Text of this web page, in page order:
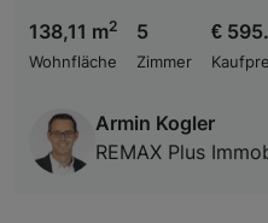
138,11 m2
Wohnfläche
5
Zimmer
€
Armin Kogler
REMAX Plus